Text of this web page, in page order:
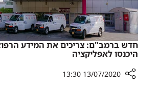
חדש ברמב"ם: צריכים את המידע
היכנסו לאפליקציה
13/07/2020 13:30